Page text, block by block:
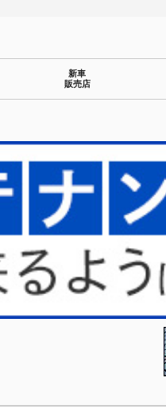
新車
販売店